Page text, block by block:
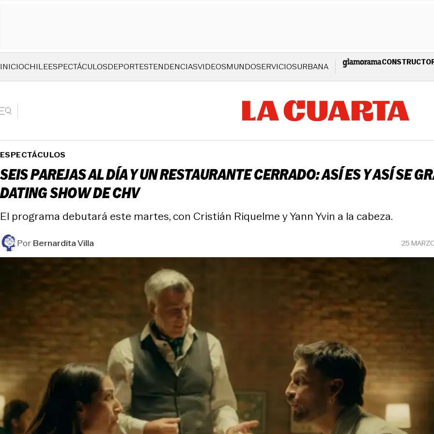
INICIOCHILEESPECTÁCULOSDEPORTESTENDENCIASVIDEOSMUNDOSERVICIOSURBANA
ESPECTÁCULOS
SEIS PAREJAS AL DÍA Y UN RESTAURANTE CERRADO: ASÍ ES Y ASÍ SE
DATING SHOW DE CHV
El programa debutará este martes, con Cristián Riquelme y Yann Yvin a la cabeza.
PorBernardita Villa 25